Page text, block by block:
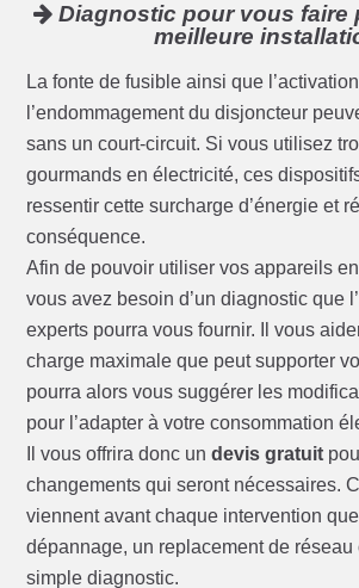
Diagnostic pour vous faire
meilleure
La fonte de fusible ainsi que
l’endommagement du disjoncteur
sans un court-circuit. Si vous utilisez
gourmands en électricité, ces
ressentir cette surcharge d’énergie et
conséquence.
Afin de pouvoir utiliser vos appareils
vous avez besoin d’un diagnostic que
experts pourra vous fournir. Il vous
charge maximale que peut supporter
pourra alors vous suggérer les
pour l’adapter à votre consommation
Il vous offrira donc undevis gratuit
changements qui seront nécessaires.
viennent avant chaque intervention
dépannage, un replacement de réseau
simple diagnostic.